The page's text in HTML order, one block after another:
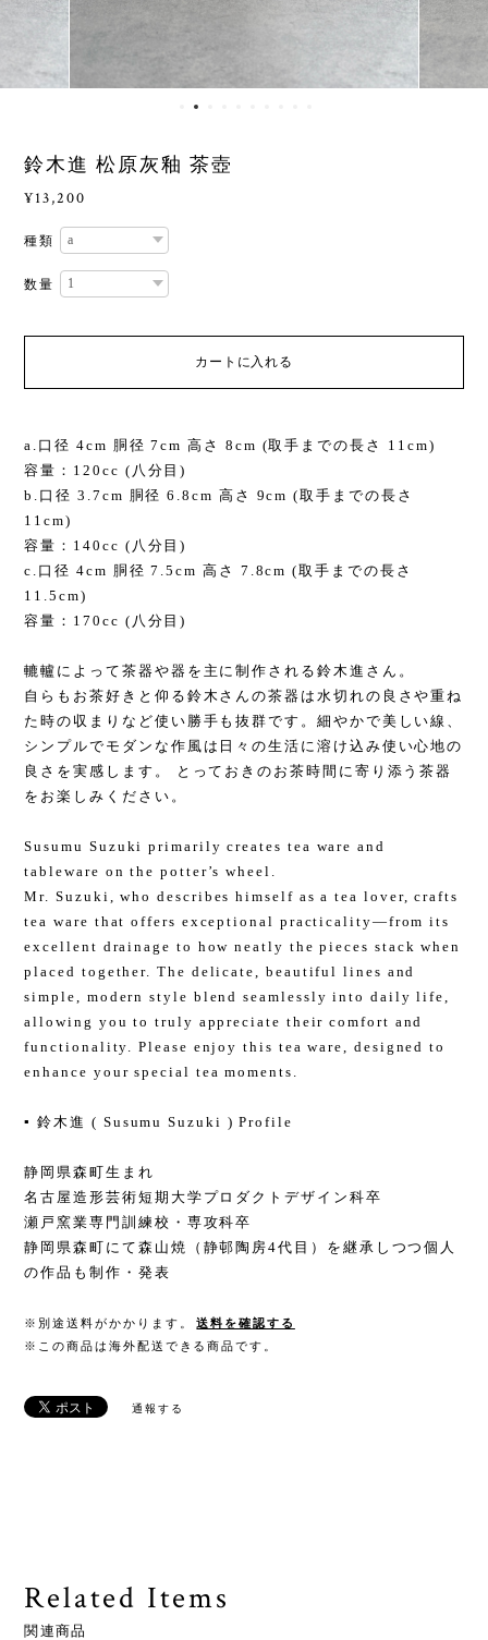
鈴木進 松原灰釉 茶壺
¥13,200
種類
数量
カートに入れる
a.口径 4cm 胴径 7cm 高さ 8cm (取手までの長さ 11cm)
容量：120cc (八分目)
b.口径 3.7cm 胴径 6.8cm 高さ 9cm (取手までの長さ
11cm)
容量：140cc (八分目)
c.口径 4cm 胴径 7.5cm 高さ 7.8cm (取手までの長さ
11.5cm)
容量：170cc (八分目)
轆轤によって茶器や器を主に制作される鈴木進さん。
自らもお茶好きと仰る鈴木さんの茶器は水切れの良さや重ね
た時の収まりなど使い勝手も抜群です。細やかで美しい線、
シンプルでモダンな作風は日々の生活に溶け込み使い心地の
良さを実感します。 とっておきのお茶時間に寄り添う茶器
をお楽しみください。
Susumu Suzuki primarily creates tea ware and
tableware on the potter’s wheel.
Mr. Suzuki, who describes himself as a tea lover, crafts
tea ware that offers exceptional practicality—from its
excellent drainage to how neatly the pieces stack when
placed together. The delicate, beautiful lines and
simple, modern style blend seamlessly into daily life,
allowing you to truly appreciate their comfort and
functionality. Please enjoy this tea ware, designed to
enhance your special tea moments.
▪️ 鈴木進 ( Susumu Suzuki ) Profile
静岡県森町生まれ
名古屋造形芸術短期大学プロダクトデザイン科卒
瀬戸窯業専門訓練校・専攻科卒
静岡県森町にて森山焼（静邨陶房4代目）を継承しつつ個人
の作品も制作・発表
※別途送料がかかります。
送料を確認する
※この商品は海外配送できる商品です。
通報する
Related Items
関連商品